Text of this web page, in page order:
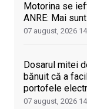
Motorina se
ANRE: Mai
07 august, 2026
Dosarul mitei
bănuit că a
portofele
07 august, 2026